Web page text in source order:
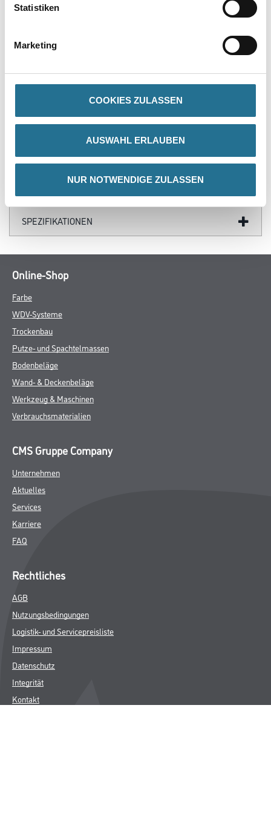
Statistiken
Marketing
COOKIES ZULASSEN
AUSWAHL ERLAUBEN
NUR NOTWENDIGE ZULASSEN
Eine Produkt-, Objekt- und Raumtemperatur von mindestens +
Gefahr
GEFAHRENHINWEISE
SPEZIFIKATIONEN
Online-Shop
Farbe
WDV-Systeme
Trockenbau
Putze- und Spachtelmassen
Bodenbeläge
Wand- & Deckenbeläge
Werkzeug & Maschinen
Verbrauchsmaterialien
CMS Gruppe Company
Unternehmen
Aktuelles
Services
Karriere
FAQ
Rechtliches
AGB
Nutzungsbedingungen
Logistik- und Servicepreisliste
Impressum
Datenschutz
Integrität
Kontakt